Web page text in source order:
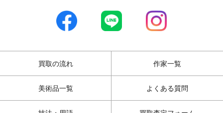
買取の流れ 作家一覧
美術品一覧 よくある質問